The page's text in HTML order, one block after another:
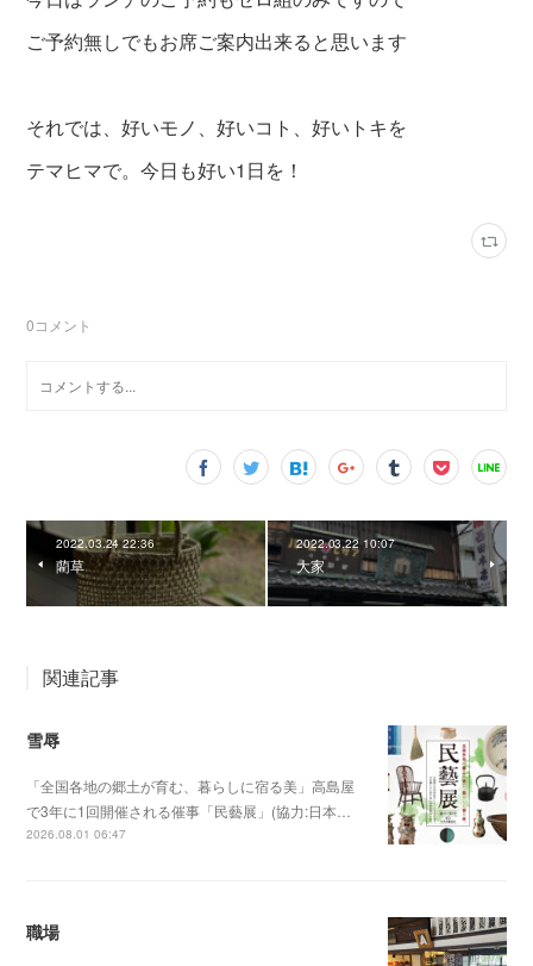
ご予約無しでもお席ご案内出来ると思います
それでは、好いモノ、好いコト、好いトキを
テマヒマで。今日も好い1日を！
0コメント
2022.03.24 22:36
藺草
2022.03.22 10:07
大家
関連記事
雪辱
「全国各地の郷土が育む、暮らしに宿る美」高島屋
で3年に1回開催される催事「民藝展」(協力:日本…
2026.08.01 06:47
職場